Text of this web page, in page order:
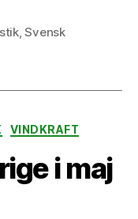
,Svensk
VINDKRAFT
i maj